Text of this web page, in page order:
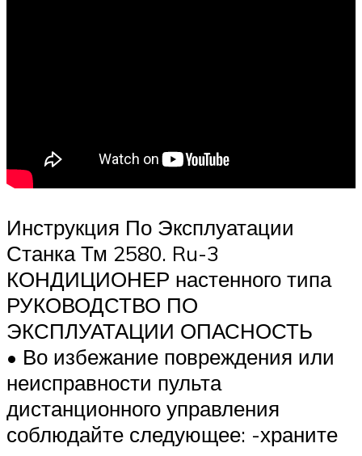
Инструкция По Эксплуатации
Станка Тм 2580. Ru-3
КОНДИЦИОНЕР настенного типа
РУКОВОДСТВО ПО
ЭКСПЛУАТАЦИИ ОПАСНОСТЬ
• Во избежание повреждения или
неисправности пульта
дистанционного управления
соблюдайте следующее: -храните